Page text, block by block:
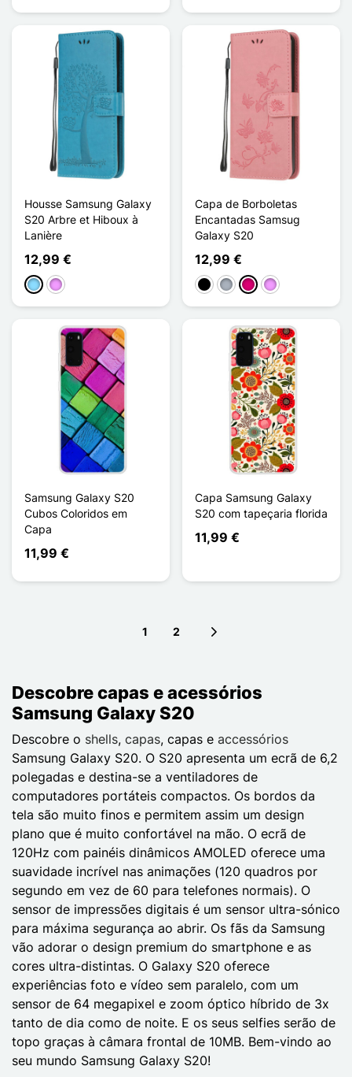
Housse Samsung Galaxy
S20 Arbre et Hiboux à
Lanière
12,99 €
Azul ClaroVioleta ligeira
Capa de Borboletas
Encantadas Samsug
Galaxy S20
12,99 €
PretoCinzento
MagentaVioleta ligeira
Samsung Galaxy S20
Cubos Coloridos em
Capa
11,99 €
Capa Samsung Galaxy
S20 com tapeçaria florida
11,99 €
1 2
Descobre capas e acessórios
Samsung Galaxy S20
Descobre o shells, capas, capas e accessórios
Samsung Galaxy S20. O S20 apresenta um ecrã de 6,2
polegadas e destina-se a ventiladores de
computadores portáteis compactos. Os bordos da
tela são muito finos e permitem assim um design
plano que é muito confortável na mão. O ecrã de
120Hz com painéis dinâmicos AMOLED oferece uma
suavidade incrível nas animações (120 quadros por
segundo em vez de 60 para telefones normais). O
sensor de impressões digitais é um sensor ultra-sónico
para máxima segurança ao abrir. Os fãs da Samsung
vão adorar o design premium do smartphone e as
cores ultra-distintas. O Galaxy S20 oferece
experiências foto e vídeo sem paralelo, com um
sensor de 64 megapixel e zoom óptico híbrido de 3x
tanto de dia como de noite. E os seus selfies serão de
topo graças à câmara frontal de 10MB. Bem-vindo ao
seu mundo Samsung Galaxy S20!